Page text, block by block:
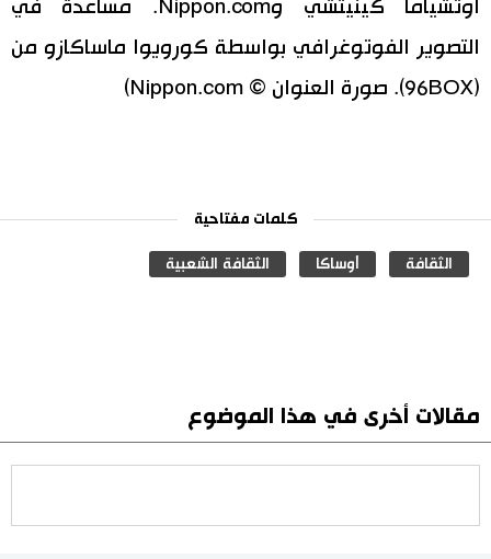
أوتشياما كينيتشي وNippon.com. مساعدة في
التصوير الفوتوغرافي بواسطة كورويوا ماساكازو من
(96BOX). صورة العنوان © Nippon.com)
كلمات مفتاحية
الثقافة أوساكا الثقافة الشعبية
مقالات أخرى في هذا الموضوع